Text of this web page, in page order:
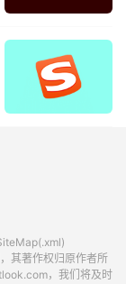
其著作权归原作者所
，我们将及时